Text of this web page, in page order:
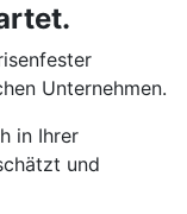
Unternehmen.
in Ihrer
und